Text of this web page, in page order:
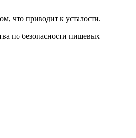
что приводит к усталости.
по безопасности пищевых